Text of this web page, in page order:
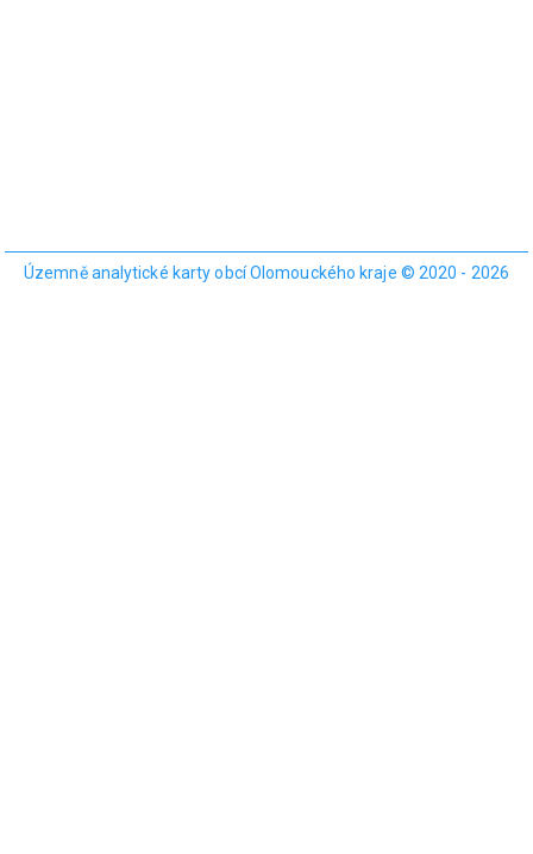
Územně analytické karty obcí Olomouckého kraje © 2020 - 2026